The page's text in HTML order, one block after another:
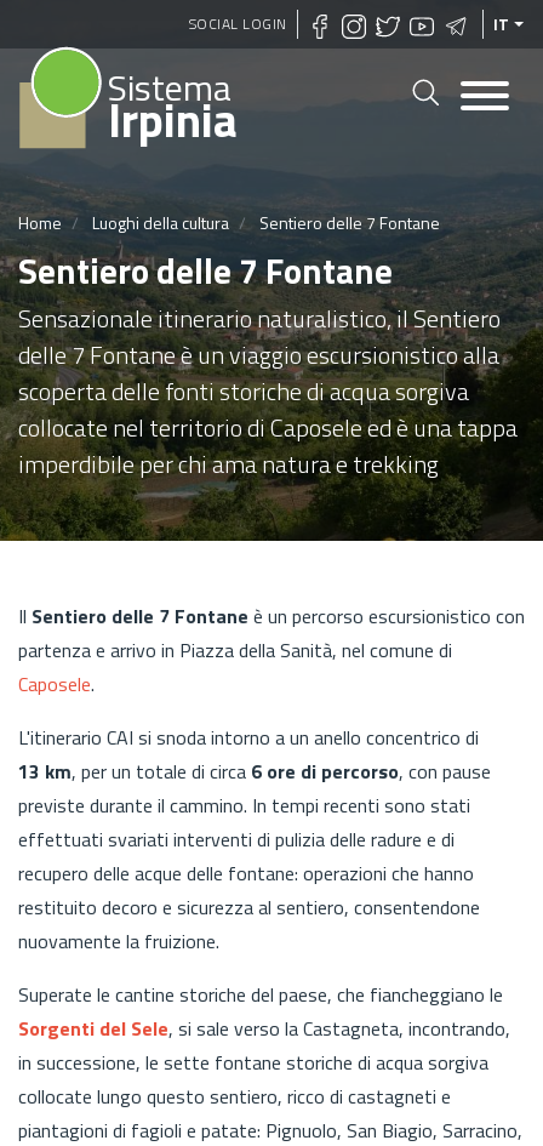
Salta
al
SOCIAL LOGIN IT
Sistema
Irpinia
Home Luoghi della cultura Sentiero delle 7 Fontane
Sentiero delle 7 Fontane
Sensazionale itinerario naturalistico, il Sentiero
delle 7 Fontane è un viaggio escursionistico alla
scoperta delle fonti storiche di acqua sorgiva
collocate nel territorio di Caposele ed è una tappa
imperdibile per chi ama natura e trekking
Il Sentiero delle 7 Fontane è un percorso escursionistico con
partenza e arrivo in Piazza della Sanità, nel comune di
Caposele.
L'itinerario CAI si snoda intorno a un anello concentrico di
13 km, per un totale di circa 6 ore di percorso, con pause
previste durante il cammino. In tempi recenti sono stati
effettuati svariati interventi di pulizia delle radure e di
recupero delle acque delle fontane: operazioni che hanno
restituito decoro e sicurezza al sentiero, consentendone
nuovamente la fruizione.
Superate le cantine storiche del paese, che fiancheggiano le
Sorgenti del Sele, si sale verso la Castagneta, incontrando,
in successione, le sette fontane storiche di acqua sorgiva
collocate lungo questo sentiero, ricco di castagneti e
piantagioni di fagioli e patate: Pignuolo, San Biagio, Sarracino,